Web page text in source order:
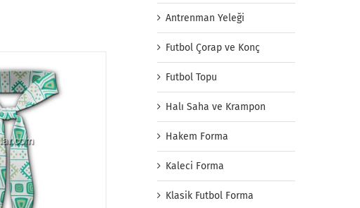
Antrenman Yeleği
Futbol Çorap ve Konç
Futbol Topu
Halı Saha ve Krampon
Hakem Forma
Kaleci Forma
Klasik Futbol Forma